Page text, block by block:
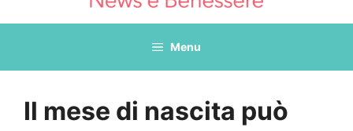
Menu
Il mese di nascita può